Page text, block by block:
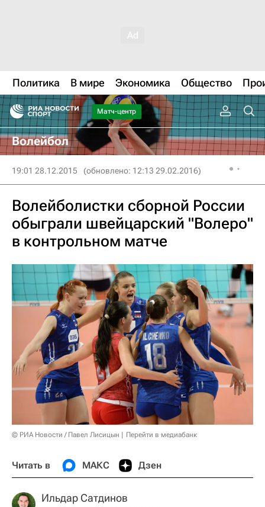
Политика В мире Экономика Общество
Матч-центр
Волейбол
19:01 28.12.2015 (обновлено: 12:13 29.02.2016)
Волейболистки сборной России
обыграли швейцарский "Волеро"
в контрольном матче
© РИА Новости / Павел Лисицын Перейти в медиабанк
Читать в МАКС Дзен
Ильдар Сатдинов